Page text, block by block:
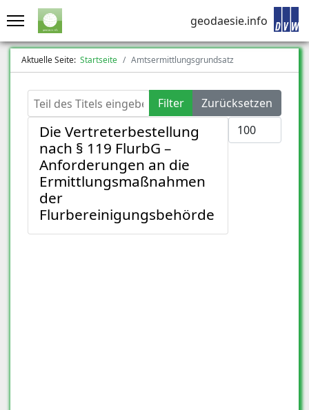
geodaesie.info
Aktuelle Seite: Startseite Amtsermittlungsgrundsatz
Teil des Titels eingeben Filter
Zurücksetzen
Anzeige #
Die Vertreterbestellung
nach § 119 FlurbG –
Anforderungen an die
Ermittlungsmaßnahmen
der
Flurbereinigungsbehörde